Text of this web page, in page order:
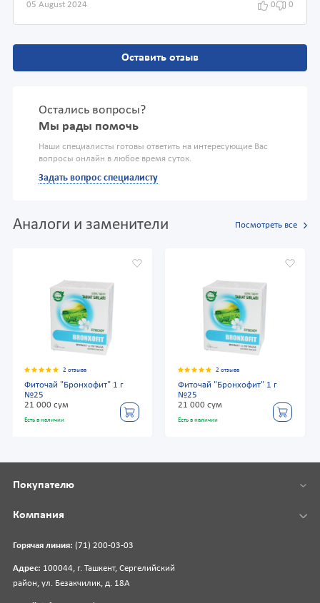
05 August 2024 0 0
Оставить отзыв
Остались вопросы?
Мы рады помочь
Наши специалисты готовы ответить на интересующие Вас
вопросы онлайн в любое время суток.
Задать вопрос специалисту
Аналоги и заменители Посмотреть все
2 отзыва
Фиточай "Бронхофит" 1 г
№25
21 000 сум
Есть в наличии
2 отзыва
Фиточай "Бронхофит" 1 г
№25
21 000 сум
Есть в наличии
Горячая линия: (71) 200-03-03
Адрес: 100044, г. Ташкент, Сергелийский
район, ул. Безакчилик, д. 18А
Покупателю
Компания